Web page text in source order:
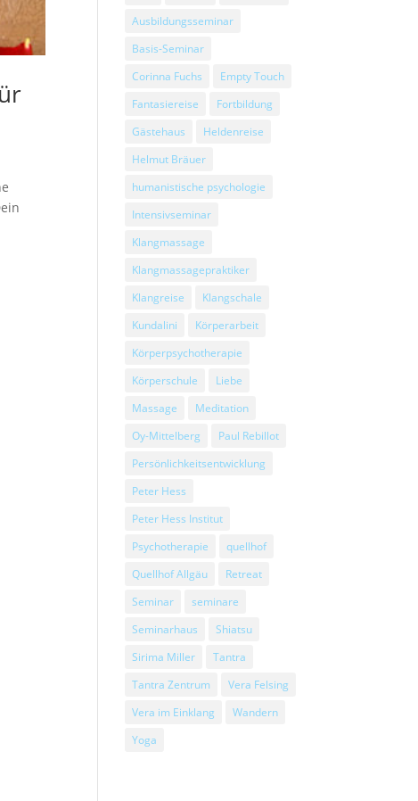
Ausbildungsseminar
Basis-Seminar
Corinna Fuchs
Empty Touch
Fantasiereise
Fortbildung
Gästehaus
Heldenreise
Helmut Bräuer
humanistische psychologie
Intensivseminar
Klangmassage
Klangmassagepraktiker
Klangreise
Klangschale
Kundalini
Körperarbeit
Körperpsychotherapie
Körperschule
Liebe
Massage
Meditation
Oy-Mittelberg
Paul Rebillot
Persönlichkeitsentwicklung
Peter Hess
Peter Hess Institut
Psychotherapie
quellhof
Quellhof Allgäu
Retreat
Seminar
seminare
Seminarhaus
Shiatsu
Sirima Miller
Tantra
Tantra Zentrum
Vera Felsing
Vera im Einklang
Wandern
Yoga